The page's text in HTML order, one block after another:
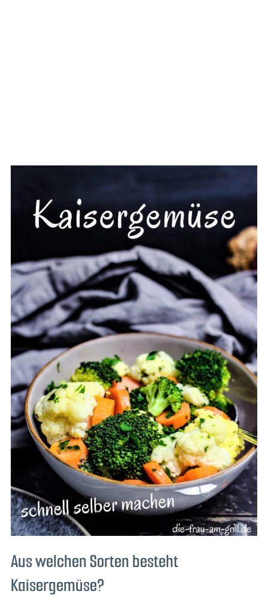
Aus welchen Sorten besteht
Kaisergemüse?